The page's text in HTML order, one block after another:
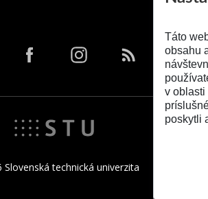
technická univerzita
Táto
obsahu
v oblasti
poskytli